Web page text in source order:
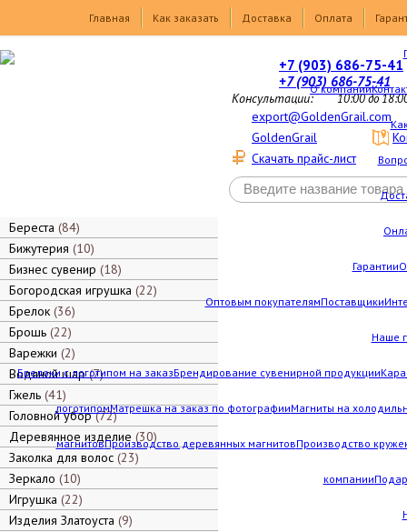
Главная
Как заказать Доставка Оплата
О компании
Гарантии
Оптовым покупателямПоставщики
Наше
Брелоки с логотипом на заказБрендирование сувенирной продукции
логотипомМатрешка на заказ по фотографииМагниты на
магнитовПроизводство деревянных магнитовПроизводство
компании
+7 (903) 686-75-41
+7 (903) 686-75-41
Консультации: 10:00 до
export@GoldenGrail.com
GoldenGrail
Скачать прайс-лист
Береста 84
Бижутерия 10
Бизнес сувенир 18
Богородская игрушка 22
Брелок 36
Брошь 22
Варежки 2
Водяной шар 7
Гжель 41
Головной убор 72
Деревянное изделие 30
Заколка для волос 23
Зеркало 10
Игрушка 22
Изделия Златоуста 9